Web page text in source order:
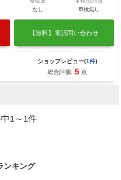
なし
車検無し
【無料】電話問い合わせ
ショップレビュー(1件)
総合評価: 5 点
1～1件
ンキング